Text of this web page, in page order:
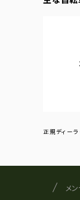
ホダ
正規ディー
サイ
サイクルシ
メ